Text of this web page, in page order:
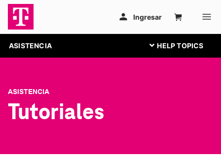
ASISTENCIA
ASISTENCIA
Tutoriales